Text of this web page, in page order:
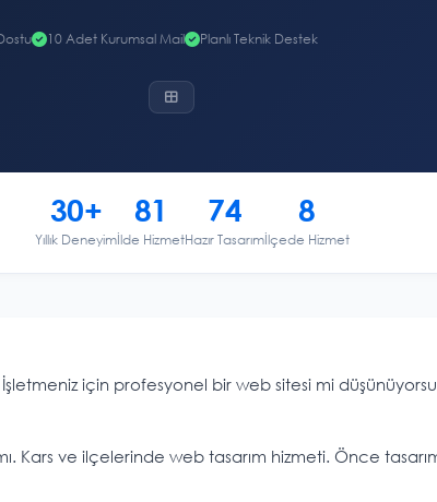
10 Adet Kurumsal Mail Planlı Teknik Destek
30+
Yıllık Deneyim
81
İlde Hizmet
74
Hazır Tasarım
8
İlçede Hizmet
İşletmeniz için profesyonel bir web sitesi mi
Kars ve ilçelerinde web tasarım hizmeti. Önce